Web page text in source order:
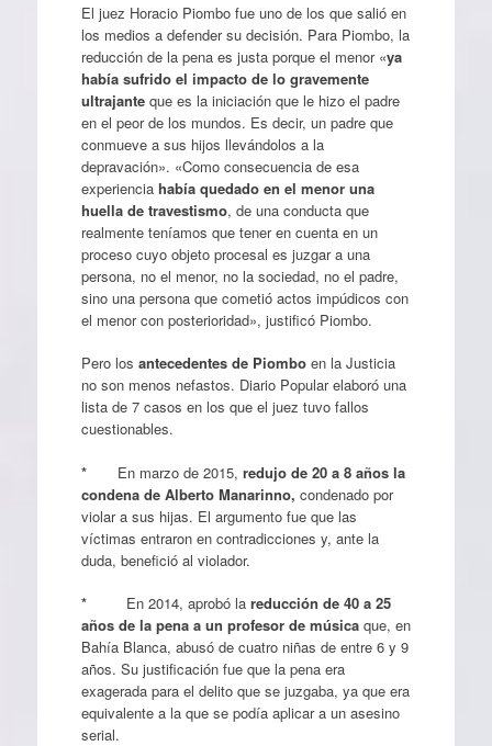
El juez Horacio Piombo fue uno de los que salió en
los medios a defender su decisión. Para Piombo, la
reducción de la pena es justa porque el menor «ya
había sufrido el impacto de lo gravemente
ultrajante que es la iniciación que le hizo el padre
en el peor de los mundos. Es decir, un padre que
conmueve a sus hijos llevándolos a la
depravación». «Como consecuencia de esa
experiencia había quedado en el menor una
huella de travestismo, de una conducta que
realmente teníamos que tener en cuenta en un
proceso cuyo objeto procesal es juzgar a una
persona, no el menor, no la sociedad, no el padre,
sino una persona que cometió actos impúdicos con
el menor con posterioridad», justificó Piombo.
Pero los antecedentes de Piomboen la Justicia
no son menos nefastos. Diario Popular elaboró una
lista de 7 casos en los que el juez tuvo fallos
cuestionables.
* En marzo de 2015, redujo de 20 a 8 años la
condena de Alberto Manarinno, condenado por
violar a sus hijas. El argumento fue que las
víctimas entraron en contradicciones y, ante la
duda, benefició al violador.
*En 2014, aprobó lareducción de 40 a 25
años de la pena a un profesor de músicaque, en
Bahía Blanca, abusó de cuatro niñas de entre 6 y 9
años. Su justificación fue que la pena era
exagerada para el delito que se juzgaba, ya que era
equivalente a la que se podía aplicar a un asesino
serial.